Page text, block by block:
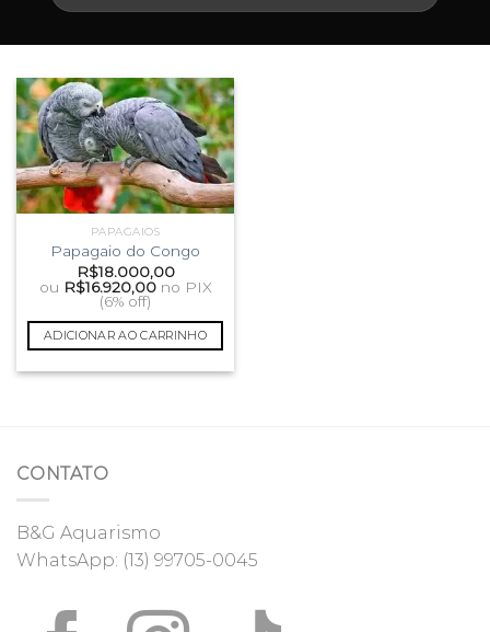
PAPAGAIOS
Papagaio do Congo
R$18.000,00
ou R$16.920,00 no PIX
(6% off)
ADICIONAR AO CARRINHO
CONTATO
B&G Aquarismo
WhatsApp: (13) 99705-0045